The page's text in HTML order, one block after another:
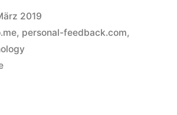
2019
, personal-feedback.com,
zu